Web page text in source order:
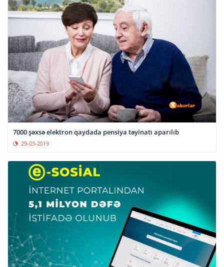
7000 şəxsə elektron qaydada pensiya təyinatı aparılıb
29-03-2019